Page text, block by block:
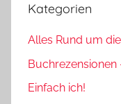
Kategorien
Alles Rund um
Buchrezensionen
Einfach ich!